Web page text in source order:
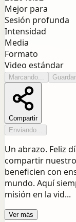
Mejor para
Sesión profunda
Intensidad
Media
Formato
Video estándar
Marcando...
Compartir
Enviando...
Un abrazo. Feliz
compartir
beneficien con
mundo. Aquí
misión en la vid...
Ver más